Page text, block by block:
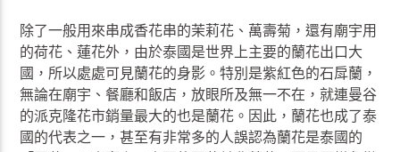
除了一般用來串成香花串的茉莉花、萬壽菊，還有廟宇用
的荷花、蓮花外，由於泰國是世界上主要的蘭花出口大
國，所以處處可見蘭花的身影。特別是紫紅色的石戽蘭，
無論在廟宇、餐廳和飯店，放眼所及無一不在，就連曼谷
的派克隆花市銷量最大的也是蘭花。因此，蘭花也成了泰
國的代表之一，甚至有非常多的人誤認為蘭花是泰國的